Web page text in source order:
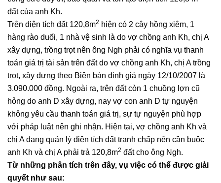
đất của anh Kh.
Trên diện tích đất 120,8m2 hiện có 2 cây hồng xiêm, 1
hàng rào duối, 1 nhà vệ sinh là do vợ chồng anh Kh, chị A
xây dựng, trồng trọt nên ông Ngh phải có nghĩa vụ thanh
toán giá trị tài sản trên đất do vợ chồng anh Kh, chị A trồng
trọt, xây dựng theo Biên bản định giá ngày 12/10/2007 là
3.090.000 đồng. Ngoài ra, trên đất còn 1 chuồng lợn cũ
hỏng do anh D xây dựng, nay vợ con anh D tự nguyện
không yêu cầu thanh toán giá trị, sự tự nguyện phù hợp
với pháp luật nên ghi nhận. Hiện tại, vợ chồng anh Kh và
chị A đang quản lý diện tích đất tranh chấp nên cần buộc
anh Kh và chị A phải trả 120,8m2 đất cho ông Ngh.
Từ những phân tích trên đây, vụ việc có thể được giải
quyết như sau: